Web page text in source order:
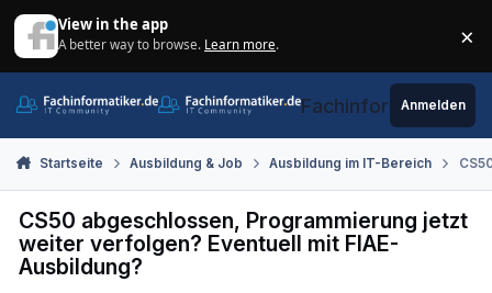
View in the app
A better way to browse. Learn more. ×
Fachinformatiker.de
Anmelden
Startseite Ausbildung & Job Ausbildung im IT-Bereich
CS50 abgeschlossen, Programmierung jetzt
weiter verfolgen? Eventuell mit FIAE-
Ausbildung?